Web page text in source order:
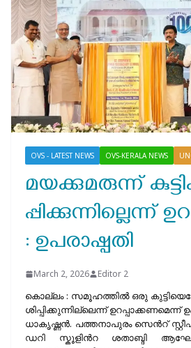
OVS - LATEST NEWS OVS-KERALA NEWS
മ​യ​ക്കു​മ​രു​ന്ന്
പ്പി​ക്കു​ന്നി​ല്ലെ​ന്ന്
: ഉ​പ​രാ​ഷ്പ​തി
March 2, 2026 Editor 2
കൊ​ല്ലം : സ​മൂ​ഹ​ത്തി​ൽ ഒ​രു
ശി​പ്പി​ക്കു​ന്നി​ല്ലെ​ന്ന് ഉ​റ​പ്പാ​ക്ക​ണ​മെ​ന്ന്
ധാ​കൃ​ഷ്ണ​ൻ.​ പ​ത്ത​നാ​പു​രം സെ​ന്‍റ്
ഡ​റി സ്കൂ​ളിന്‍റ ശ​താ​ബ്ദി